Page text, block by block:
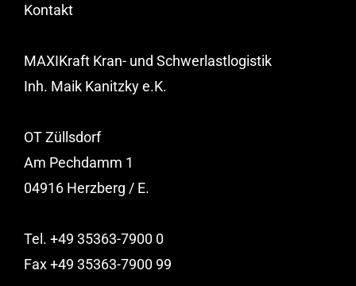
Kontakt
MAXIKraft Kran- und Schwerlastlogistik
Inh. Maik Kanitzky e.K.
OT Züllsdorf
Am Pechdamm 1
04916 Herzberg / E.
Tel. +49 35363-7900 0
Fax +49 35363-7900 99